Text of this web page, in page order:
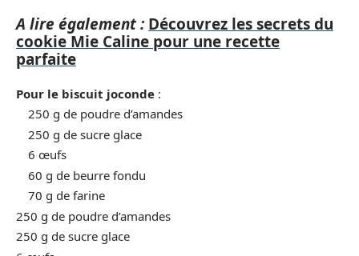
A lire également : Découvrez les secrets du
cookie Mie Caline pour une recette
parfaite
Pour le biscuit joconde :
250 g de poudre d’amandes
250 g de sucre glace
6 œufs
60 g de beurre fondu
70 g de farine
250 g de poudre d’amandes
250 g de sucre glace